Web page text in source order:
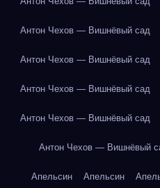
Антон Чехов — Вишнёвый сад
Антон Чехов — Вишнёвый сад
Антон Чехов — Вишнёвый сад
Антон Чехов — Вишнёвый сад
Антон Чехов — Вишнёвый
Апельсин Апельсин